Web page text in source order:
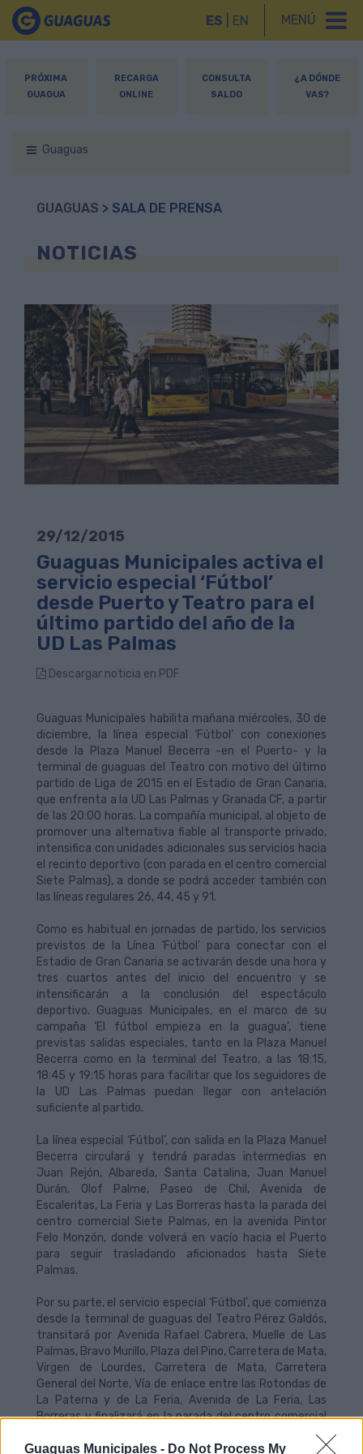
Guaguas Municipales - Do Not Process My
MENÚ
ES EN
PRÓXIMA
GUAGUA
RECARGA
ONLINE
CONSULTA
SALDO
¿A DÓNDE
VAS?
Guaguas
GUAGUAS > SALA DE PRENSA
NOTICIAS
29/12/2015
Guaguas Municipales activa el
servicio especial ‘Fútbol’
desde Puerto y Teatro para el
último partido del año de la
UD Las Palmas
Descargar noticia en PDF
Guaguas Municipales habilita mañana miércoles, 30 de
diciembre, la línea especial ‘Fútbol’ con conexiones
desde la Plaza Manuel Becerra -en el Puerto- y la
terminal de guaguas del Teatro con motivo del último
partido de Liga de 2015 en el Estadio de Gran Canaria,
que enfrenta a la UD Las Palmas y Granada CF, a partir
de las 20:00 horas. La compañía municipal, al objeto de
promover una alternativa fiable al transporte privado,
intensifica con unidades adicionales sus servicios hacia
el recinto deportivo (con parada en el centro comercial
Siete Palmas), a donde se podrá acceder también con
las líneas regulares 26, 44, 45 y 91.
Como es habitual en jornadas de partido, los servicios
previstos de la Línea ‘Fútbol’ para conectar con el
Estadio de Gran Canaria se activarán desde una hora y
tres cuartos antes del inicio del encuentro y se
intensificarán a la conclusión del espectáculo
deportivo. Guaguas Municipales, en el marco de su
campaña ‘El fútbol empieza en la guagua’, tiene
previstas salidas especiales, tanto en la Plaza Manuel
Becerra como en la terminal del Teatro, a las 18:15,
18:45 y 19:15 horas para facilitar que los seguidores de
la UD Las Palmas puedan llegar con antelación
suficiente al partido.
La línea especial ‘Fútbol’, con salida en la Plaza Manuel
Becerra circulará y tendrá paradas intermedias en
Juan Rejón, Albareda, Santa Catalina, Juan Manuel
Durán, Olof Palme, Paseo de Chil, Avenida de
Escaleritas, La Feria y Las Borreras hasta la parada del
centro comercial Siete Palmas, en la avenida Pintor
Felo Monzón, donde volverá en vacío hacia el Puerto
para seguir trasladando aficionados hasta Siete
Palmas.
Por su parte, el servicio especial ‘Fútbol’, que comienza
desde la terminal de guaguas del Teatro Pérez Galdós,
transitará por Avenida Rafael Cabrera, Muelle de Las
Palmas, Bravo Murillo, Plaza del Pino, Carretera de Mata,
Virgen de Lourdes, Carretera de Mata, Carretera
General del Norte, Vía de enlace entre las Rotondas de
La Paterna y de La Feria, Avenida de La Feria, Las
Borreras y finalizará en la parada del centro comercial